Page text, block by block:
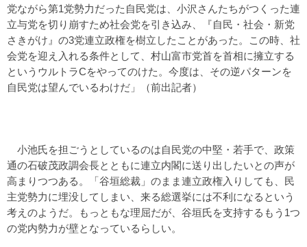
党ながら第1党勢力だった自民党は、小沢さんたちがつくった連
立与党を切り崩すため社会党を引き込み、『自民・社会・新党
さきがけ』の3党連立政権を樹立したことがあった。この時、社
会党を迎え入れる条件として、村山富市党首を首相に擁立する
というウルトラCをやってのけた。今度は、その逆パターンを
自民党は望んでいるわけだ」（前出記者）
小池氏を担ごうとしているのは自民党の中堅・若手で、政策
通の石破茂政調会長とともに連立内閣に送り出したいとの声が
高まりつつある。「谷垣総裁」のまま連立政権入りしても、民
主党勢力に埋没してしまい、来る総選挙には不利になるという
考えのようだ。もっともな理屈だが、谷垣氏を支持するもう1つ
の党内勢力が壁となっているらしい。